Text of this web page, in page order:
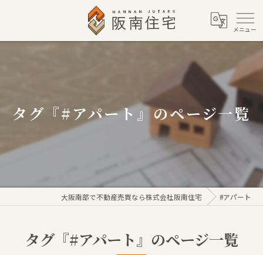
タグ『#アパート』のページ一覧
大阪南部で不動産売買なら株式会社阪南住宅 #アパート
タグ『#アパート』のページ一覧